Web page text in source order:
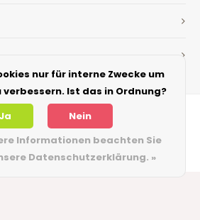
Jarfactory - Theme byShopmonkey
nur für interne Zwecke um
verbessern. Ist das in Ordnung?
Ja
Nein
Informationen beachten Sie
Datenschutzerklärung. »